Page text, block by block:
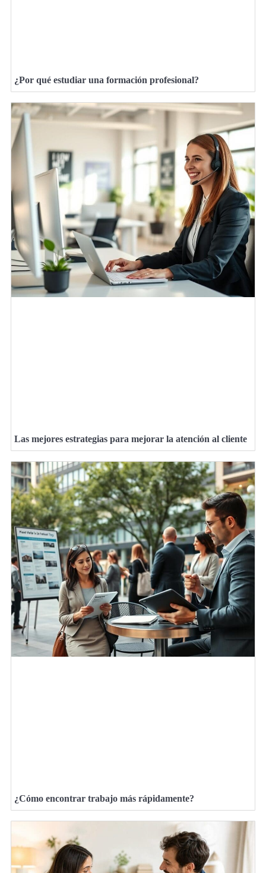
¿Por qué estudiar una formación profesional?
Las mejores estrategias para mejorar la atención al cliente
¿Cómo encontrar trabajo más rápidamente?